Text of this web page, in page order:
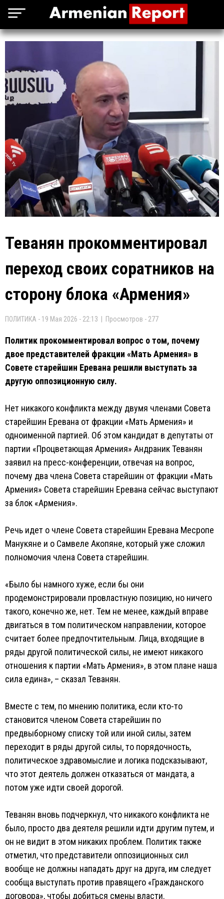
Теванян прокомментировал
переход своих соратников на
сторону блока «Армения»
ПОЛИТИКА - 19 Мая 2026 - 22:13 | Просмотров - 277
Политик прокомментировал вопрос о том, почему
двое представителей фракции «Мать Армения» в
Совете старейшин Еревана решили выступать за
другую оппозиционную силу.
Нет никакого конфликта между двумя членами Совета
старейшин Еревана от фракции «Мать Армения» и
одноименной партией. Об этом кандидат в депутаты от
партии «Процветающая Армения» Андраник Теванян
заявил на пресс-конференции, отвечая на вопрос,
почему два члена Совета старейшин от фракции «Мать
Армения» Совета старейшин Еревана сейчас выступают
за блок «Армения».
Речь идет о члене Совета старейшин Еревана Месропе
Манукяне и о Самвеле Акопяне, который уже сложил
полномочия члена Совета старейшин.
«Было бы намного хуже, если бы они
продемонстрировали провластную позицию, но ничего
такого, конечно же, нет. Тем не менее, каждый вправе
двигаться в том политическом направлении, которое
считает более предпочтительным. Лица, входящие в
ряды другой политической силы, не имеют никакого
отношения к партии «Мать Армения», в этом плане наша
сила едина», – сказал Теванян.
Вместе с тем, по мнению политика, если кто-то
становится членом Совета старейшин по
предвыборному списку той или иной силы, затем
переходит в ряды другой силы, то порядочность,
политическое здравомыслие и логика подсказывают,
что этот деятель должен отказаться от мандата, а
потом уже идти своей дорогой.
Теванян вновь подчеркнул, что никакого конфликта не
было, просто два деятеля решили идти другим путем, и
он не видит в этом никаких проблем. Политик также
отметил, что представители оппозиционных сил
вообще не должны нападать друг на друга, им следует
сообща выступать против правящего «Гражданского
договора», чтобы добиться смены власти.